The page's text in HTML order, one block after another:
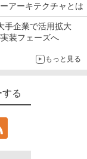
アーキテクチャとは
手企業で活用拡大
装フェーズへ
もっと見る
る